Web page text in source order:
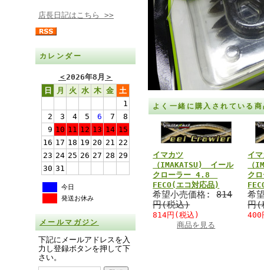
店長日記はこちら >>
カレンダー
＜2026年8月 ＞
日
月 火 水 木 金 土
1
2
3 4 5 6 7
8
9 10 11 12 13 14 15
16 17 18 19 20 21 22
23 24 25 26 27 28 29
30 31
今日
発送お休み
メールマガジン
下記にメールアドレスを入
力し登録ボタンを押して下
さい。
よく一緒に購入されている
イマカツ
（IMAKATSU) イール
クローラー 4.8
FECO(エコ対応品)
希望小売価格:814
円(税込)
814円(税込)
商品を見る
イ
（
ク
希
円(
400